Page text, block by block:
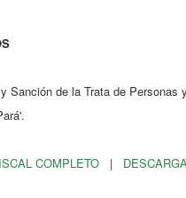
Sanción de la Trata de
COMPLETO |